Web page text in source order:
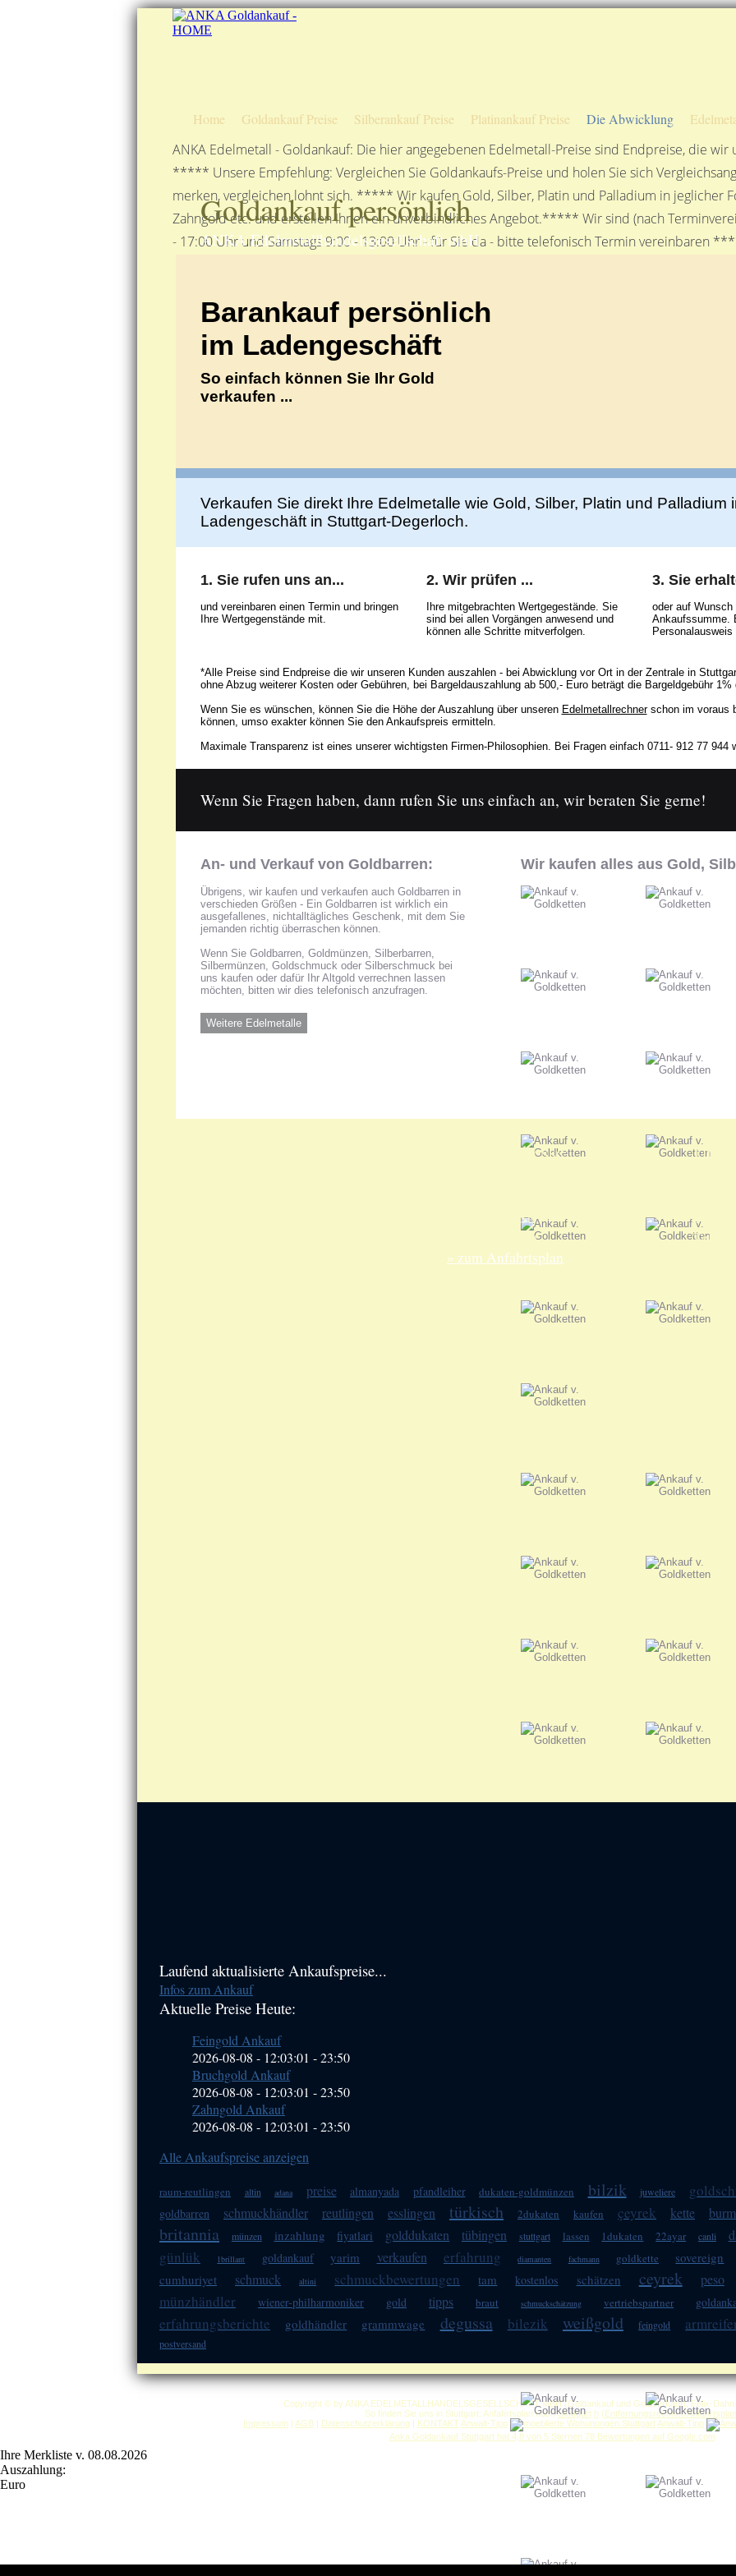
Home Goldankauf Preise Silberankauf Preise Platinankauf Preise Die Abwicklung
ANKA Edelmetall - Goldankauf: Die hier angegebenen Edelmetall-Preise sind Endpreise, die wir
***** Unsere Empfehlung: Vergleichen Sie Goldankaufs-Preise und holen Sie sich
merken, vergleichen lohnt sich. ***** Wir kaufen Gold, Silber, Platin und Palladium in jeglicher
Zahngold etc. und erstellen Ihnen ein unverbindliches Angebot.***** Wir sind (nach
- 17:00 Uhr und Samstags 9:00 - 13:00 Uhr - für Sie da - bitte telefonisch Termin vereinbaren
Goldankauf persönlich
ANKA Edelmetallhandelsgesellschaft mbH
Barankauf persönlich
im Ladengeschäft
So einfach können Sie Ihr Gold
verkaufen ...
Verkaufen Sie direkt Ihre Edelmetalle wie Gold, Silber, Platin und Palladium
Ladengeschäft in Stuttgart-Degerloch.
1. Sie rufen uns an...
und vereinbaren einen Termin und bringen
Ihre Wertgegenstände mit.
2. Wir prüfen ...
Ihre mitgebrachten Wertgegestände. Sie
sind bei allen Vorgängen anwesend und
können alle Schritte mitverfolgen.
3. Sie
oder auf Wunsch
Ankaufssumme.
*Alle Preise sind Endpreise die wir unseren Kunden auszahlen - bei Abwicklung vor Ort in der Zentrale in
ohne Abzug weiterer Kosten oder Gebühren, bei Bargeldauszahlung ab 500,- Euro beträgt die Bargeldgebühr
Wenn Sie es wünschen, können Sie die Höhe der Auszahlung über unseren Edelmetallrechnerschon im voraus
können, umso exakter können Sie den Ankaufspreis ermitteln.
Maximale Transparenz ist eines unserer wichtigsten Firmen-Philosophien. Bei Fragen einfach 0711- 912 77 944
Wenn Sie Fragen haben, dann rufen Sie uns einfach an, wir beraten Sie gerne!
An- und Verkauf von Goldbarren:
Übrigens, wir kaufen und verkaufen auch Goldbarren in
verschieden Größen - Ein Goldbarren ist wirklich ein
ausgefallenes, nichtalltägliches Geschenk, mit dem Sie
jemanden richtig überraschen können.
Wenn Sie Goldbarren, Goldmünzen, Silberbarren,
Silbermünzen, Goldschmuck oder Silberschmuck bei
uns kaufen oder dafür Ihr Altgold verrechnen lassen
möchten, bitten wir dies telefonisch anzufragen.
Weitere Edelmetalle
Wir kaufen alles aus Gold,
Unsere Adresse:
Felix-Dahn-Str. 4
70597 Stuttgart
» zum Anfahrtsplan
Haupt-
Sidebar
Laufend aktualisierte Ankaufspreise...
Infos zum Ankauf
Aktuelle Preise Heute:
Feingold Ankauf
2026-08-08 - 12:03:01 -23:50
Bruchgold Ankauf
2026-08-08 - 12:03:01 -23:50
Zahngold Ankauf
2026-08-08 - 12:03:01 -23:50
Alle Ankaufspreise anzeigen
raum-reutlingen altin adana preise almanyada pfandleiher dukaten-goldmünzen bilzik juweliere
goldbarren
schmuckhändler reutlingen esslingen türkisch 2dukaten kaufen çeyrek kette
britannia münzen inzahlung fiyatlari golddukaten tübingen stuttgart lassen 1dukaten 22ayar canli
günlük 1brillant goldankauf yarim verkaufen erfahrung diamanten fachmann goldkette sovereign
cumhuriyet schmuck altini schmuckbewertungen tam kostenlos schätzen ceyrek peso
münzhändler wiener-philharmoniker gold tipps braut schmuckschätzung vertriebspartner
erfahrungsberichte goldhändler grammwage degussa bilezik weißgold feingold
postversand
Copyright © by ANKA EDELMETALLHANDELSGESELLSCHAFT MBH (Goldankauf und Goldverkauf), Felix-
So finden Sie uns in Stuttgart: Anfahrtsplan nachStuttgart h (Entfernungsrechner/Anfahrtsplan
Impressum | AGB | Datenschutzerklärung | KONTAKT Anwalt-Tipp
Anwalt-Tipp
Anka Goldankauf Stuttgart hat 4,8von 5Sternen 78Bewertungen auf Google.com
Ihre Merkliste v. 08.08.2026
Auszahlung:
Euro